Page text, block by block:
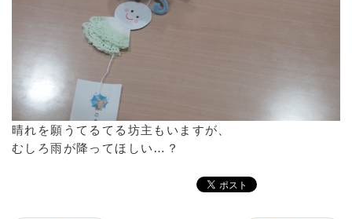
晴れを願うてるてる坊主もいますが、
むしろ雨が降ってほしい…？